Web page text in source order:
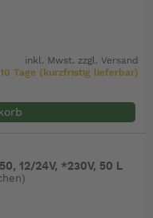
inkl. Mwst. zzgl.Versand
10 Tage (kurzfristig lieferbar)
12/24V, *230V, 50 L